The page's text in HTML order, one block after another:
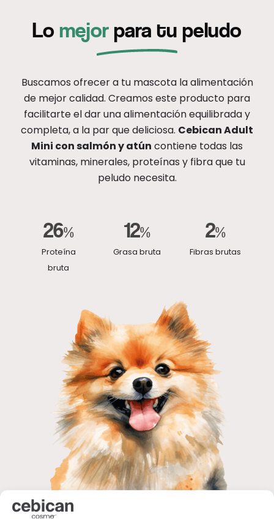
Lo mejor para tu peludo
Buscamos ofrecer a tu mascota la alimentación
de mejor calidad. Creamos este producto para
facilitarte el dar una alimentación equilibrada y
completa, a la par que deliciosa. Cebican Adult
Mini con salmón y atún contiene todas las
vitaminas, minerales, proteínas y fibra que tu
peludo necesita.
26%
Proteína
bruta
12%
Grasa bruta
2%
Fibras brutas